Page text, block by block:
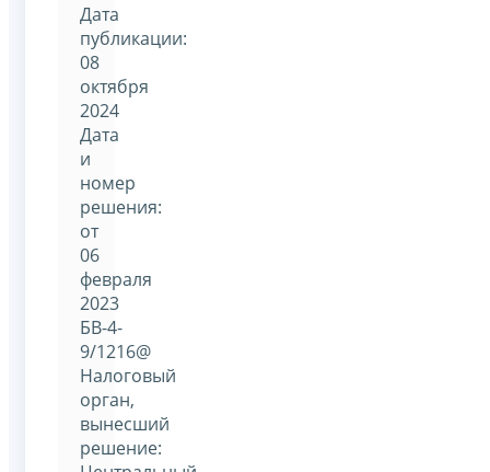
Дата
публикации:
08
октября
2024
Дата
и
номер
решения:
от
06
февраля
2023
БВ-4-
9/1216@
Налоговый
орган,
вынесший
решение: